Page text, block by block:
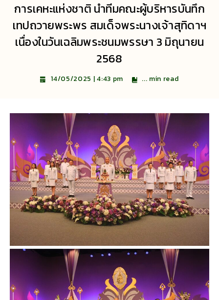
การเคหะแห่งชาติ นำทีมคณะผู้บริหารบันทึก
เทปถวายพระพร สมเด็จพระนางเจ้าสุทิดาฯ
เนื่องในวันเฉลิมพระชนมพรรษา 3 มิถุนายน
2568
14/05/2025 | 4:43 pm ... min read